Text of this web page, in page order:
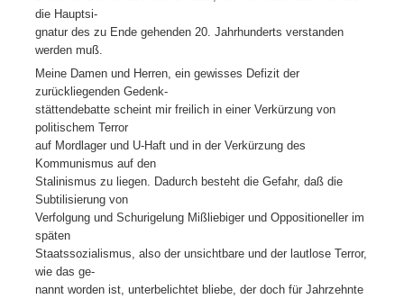
die Hauptsi-
gnatur des zu Ende gehenden 20. Jahrhunderts verstanden
werden muß.
Meine Damen und Herren, ein gewisses Defizit der
zurückliegenden Gedenk-
stättendebatte scheint mir freilich in einer Verkürzung von
politischem Terror
auf Mordlager und U-Haft und in der Verkürzung des
Kommunismus auf den
Stalinismus zu liegen. Dadurch besteht die Gefahr, daß die
Subtilisierung von
Verfolgung und Schurigelung Mißliebiger und Oppositioneller im
späten
Staatssozialismus, also der unsichtbare und der lautlose Terror,
wie das ge-
nannt worden ist, unterbelichtet bliebe, der doch für Jahrzehnte